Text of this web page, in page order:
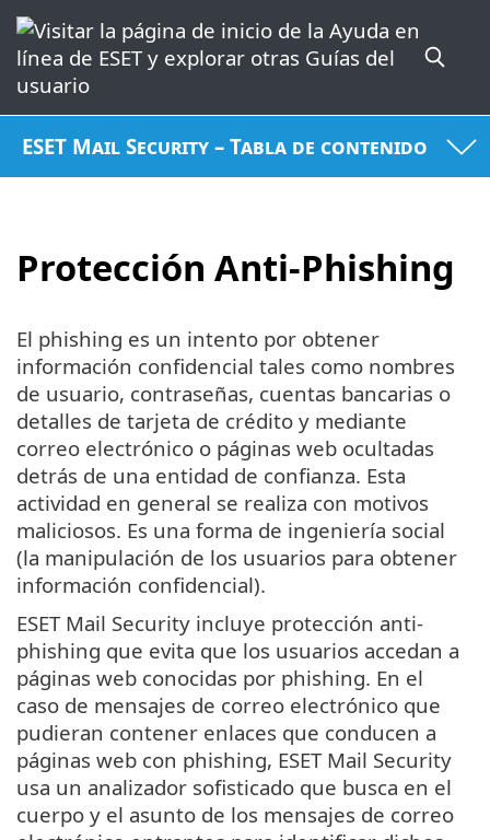
ESET Mail Security – Tabla de contenido
Protección Anti-Phishing
El phishing es un intento por obtener
información confidencial tales como nombres
de usuario, contraseñas, cuentas bancarias o
detalles de tarjeta de crédito y mediante
correo electrónico o páginas web ocultadas
detrás de una entidad de confianza. Esta
actividad en general se realiza con motivos
maliciosos. Es una forma de ingeniería social
(la manipulación de los usuarios para obtener
información confidencial).
ESET Mail Security incluye protección anti-
phishing que evita que los usuarios accedan a
páginas web conocidas por phishing. En el
caso de mensajes de correo electrónico que
pudieran contener enlaces que conducen a
páginas web con phishing, ESET Mail Security
usa un analizador sofisticado que busca en el
cuerpo y el asunto de los mensajes de correo